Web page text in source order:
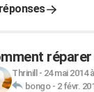
Thrinill - 24 mai 2014
bongo- 2 févr.